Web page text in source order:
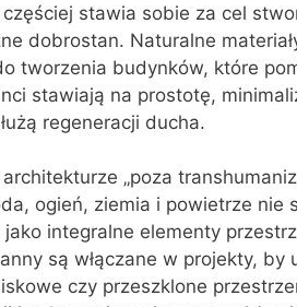
stawia sobie za cel
dobrostan. Naturalne
tworzenia budynków, które
stawiają na prostotę,
regeneracji ducha.
architekturze „poza
ogień, ziemia i powietrze
integralne elementy
są włączane w projekty,
czy przeszklone